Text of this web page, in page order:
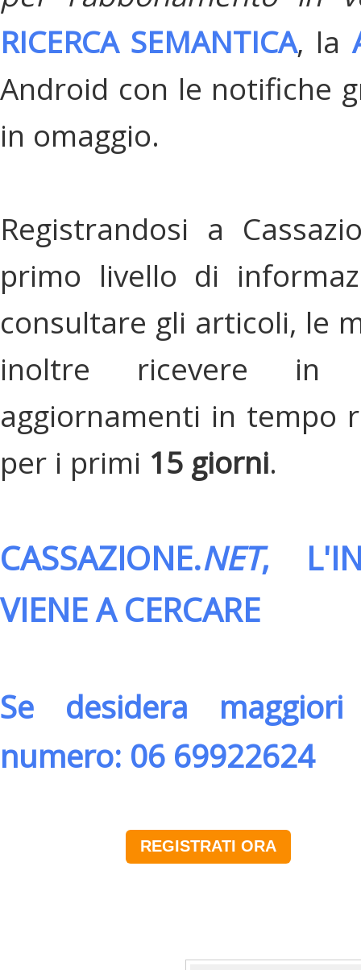
RICERCA SEMANTICA, la
Android con le notifiche
in omaggio.
Registrandosi a
primo livello di
consultare gli articoli, le
inoltre ricevere in
aggiornamenti in tempo
per i primi 15 giorni.
CASSAZIONE.NET,
VIENE A CERCARE
Se desidera
numero: 06 69922624
REGISTRATI ORA